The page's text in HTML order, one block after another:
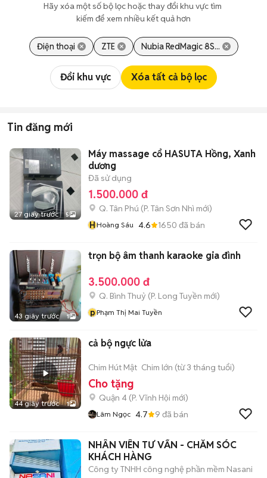
Hãy xóa một số bộ lọc hoặc thay đổi khu vực tìm
kiếm để xem nhiều kết quả hơn
Điện thoại ZTE Nubia RedMagic 8S...
Đổi khu vực Xóa tất cả bộ lọc
Tin đăng mới
27 giây trước 5
Máy massage cổ HASUTA Hồng, Xanh
dương
Đã sử dụng
1.500.000 đ
Q. Tân Phú (P. Tân Sơn Nhì mới)
HHoàng Sáu 4.6 1650 đã bán
43 giây trước 1
trọn bộ âm thanh karaoke gia đình
3.500.000 đ
Q. Bình Thuỷ (P. Long Tuyền mới)
pPhạm Thị Mai Tuyền
44 giây trước 1
cả bộ ngực lửa
Chim Hút Mật Chim lớn (từ 3 tháng tuổi)
Cho tặng
Quận 4 (P. Vĩnh Hội mới)
Lâm Ngọc 4.7 9 đã bán
NHÂN VIÊN TƯ VẤN - CHĂM SÓC
KHÁCH HÀNG
Công ty TNHH công nghệ phần mềm Nasani